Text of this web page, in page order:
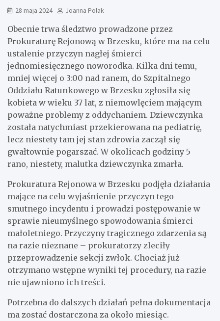
28 maja 2024 Joanna Polak
Obecnie trwa śledztwo prowadzone przez
Prokuraturę Rejonową w Brzesku, które ma na celu
ustalenie przyczyn nagłej śmierci
jednomiesięcznego noworodka. Kilka dni temu,
mniej więcej o 3:00 nad ranem, do Szpitalnego
Oddziału Ratunkowego w Brzesku zgłosiła się
kobieta w wieku 37 lat, z niemowlęciem mającym
poważne problemy z oddychaniem. Dziewczynka
została natychmiast przekierowana na pediatrię,
lecz niestety tam jej stan zdrowia zaczął się
gwałtownie pogarszać. W okolicach godziny 5
rano, niestety, malutka dziewczynka zmarła.
Prokuratura Rejonowa w Brzesku podjęła działania
mające na celu wyjaśnienie przyczyn tego
smutnego incydentu i prowadzi postępowanie w
sprawie nieumyślnego spowodowania śmierci
małoletniego. Przyczyny tragicznego zdarzenia są
na razie nieznane – prokuratorzy zleciły
przeprowadzenie sekcji zwłok. Chociaż już
otrzymano wstępne wyniki tej procedury, na razie
nie ujawniono ich treści.
Potrzebna do dalszych działań pełna dokumentacja
ma zostać dostarczona za około miesiąc.